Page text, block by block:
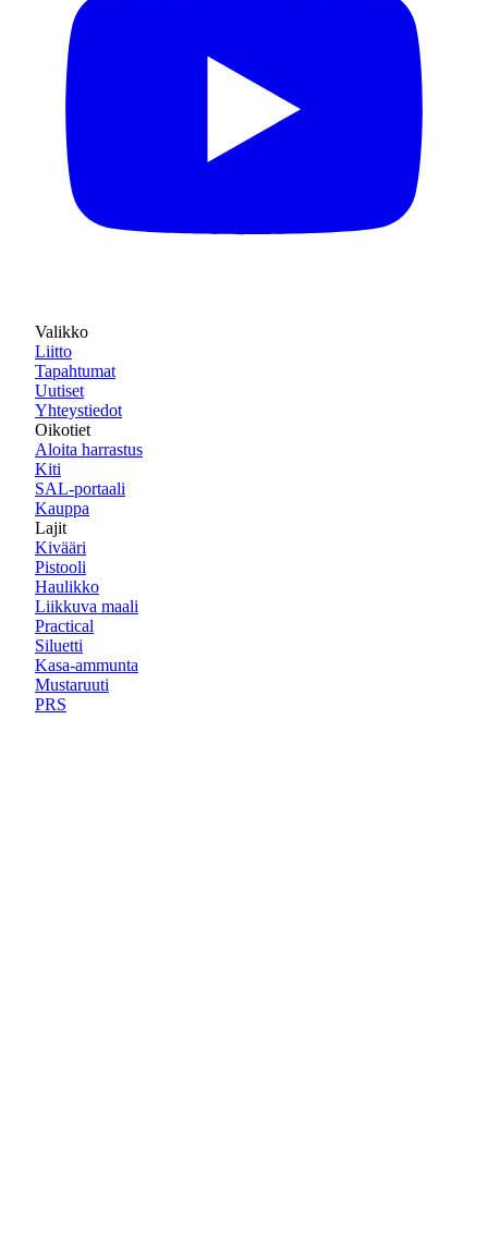
Valikko
Liitto
Tapahtumat
Uutiset
Yhteystiedot
Oikotiet
Aloita harrastus
Kiti
SAL-portaali
Kauppa
Lajit
Kivääri
Pistooli
Haulikko
Liikkuva maali
Practical
Siluetti
Kasa-ammunta
Mustaruuti
PRS